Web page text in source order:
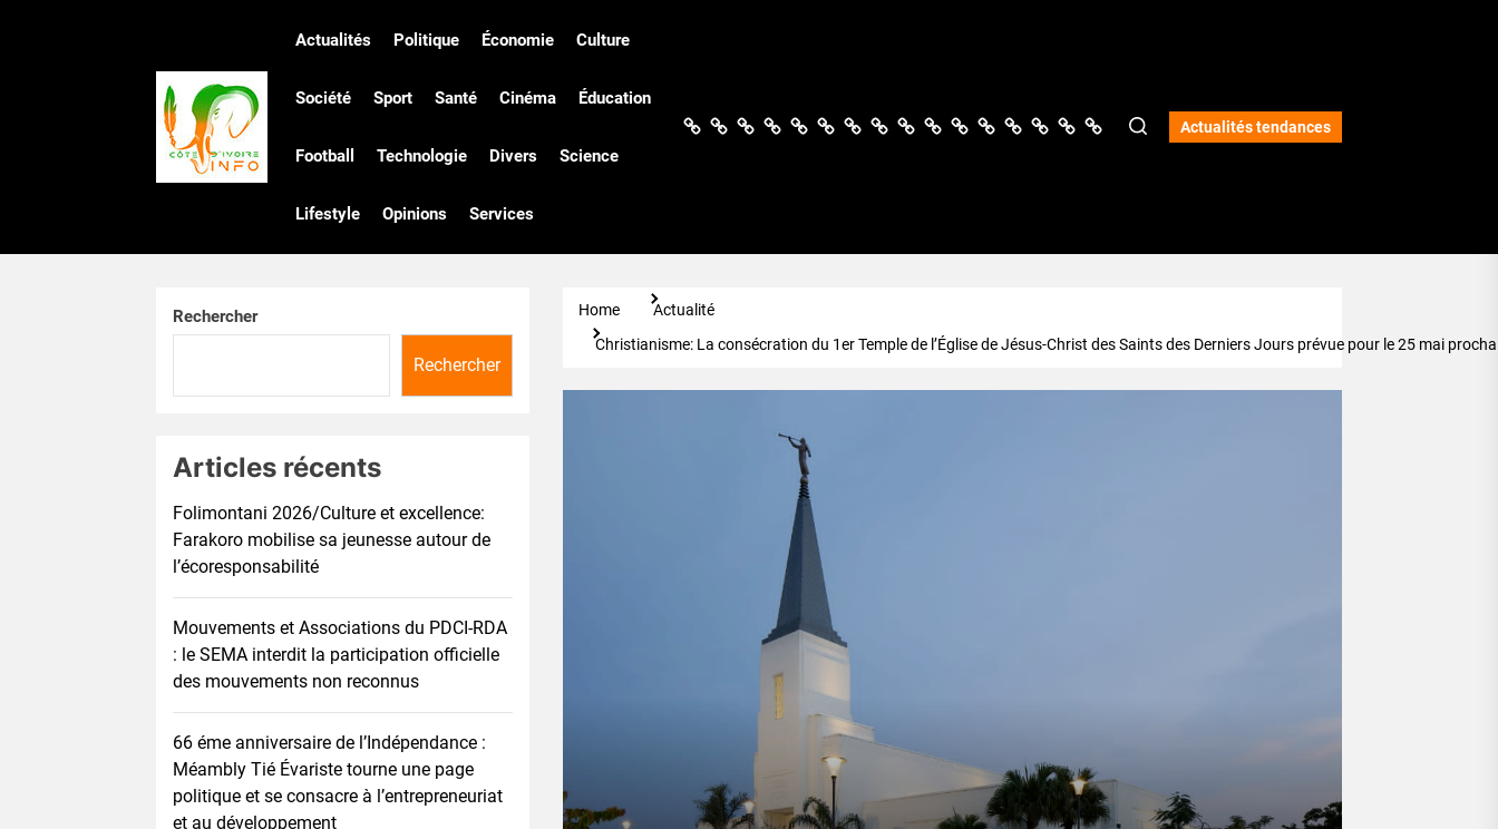
Côte
d'Ivoire
Infos
Actualités Politique Économie Culture
Société Sport Santé Cinéma Éducation
Football Technologie Divers Science
Lifestyle Opinions Services
Actualités
Politique
Économie
CultureSociété
SportSantéCinémaÉducation
Football
Technologie
DiversScience
Lifestyle
OpinionsServices Actualités tendances
Home
Actualité
Christianisme: La consécration du 1er Temple de l’Église de Jésus-Christ des Saints des Derniers Jours prévue pour le 25 mai
Rechercher
Rechercher
Articles récents
Folimontani 2026/Culture et excellence:
Farakoro mobilise sa jeunesse autour de
l’écoresponsabilité
Mouvements et Associations du PDCI-RDA
: le SEMA interdit la participation officielle
des mouvements non reconnus
66 éme anniversaire de l’Indépendance :
Méambly Tié Évariste tourne une page
politique et se consacre à l’entrepreneuriat
et au développement